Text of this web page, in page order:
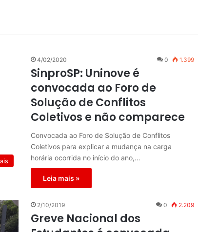
4/02/2020 0 1.399
SinproSP: Uninove é
convocada ao Foro de
Solução de Conflitos
Coletivos e não comparece
Convocada ao Foro de Solução de Conflitos
Coletivos para explicar a mudança na carga
horária ocorrida no início do ano,…
Leia mais »
2/10/2019 0 2.209
Greve Nacional dos